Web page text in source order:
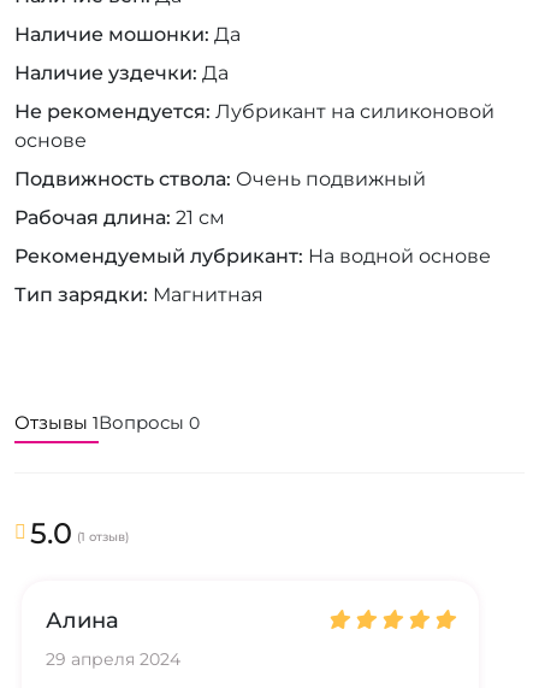
Наличие мошонки Да
Наличие уздечки Да
Не рекомендуется Лубрикант на силиконовой
основе
Подвижность ствола Очень подвижный
Рабочая длина 21 см
Рекомендуемый лубрикант На водной основе
Тип зарядки Магнитная
Отзывы 1Вопросы 0
5.0 (1 отзыв)
Алина
29 апреля 2024